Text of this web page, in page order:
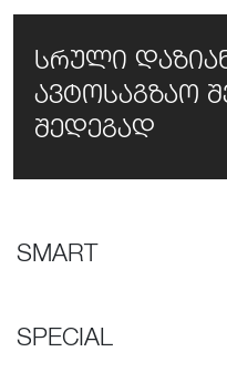
სრული
ავტოსაგზაო
შედეგად
SMART
SPECIAL